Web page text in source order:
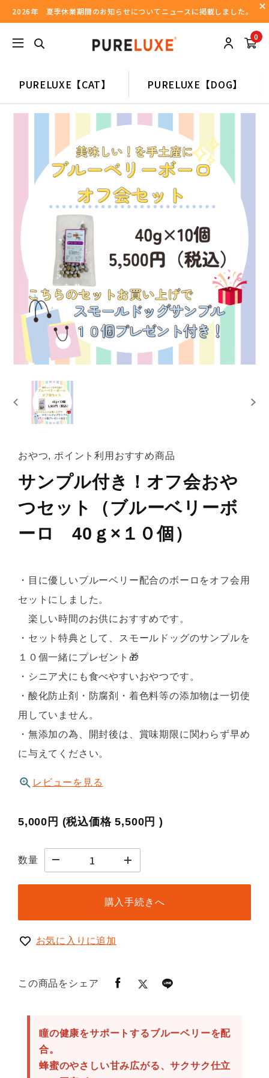
2026年 夏季休業期間のお知らせについてニュースに掲載しました。
0
PURELUXE【CAT】 PURELUXE【DOG】
おやつ, ポイント利用おすすめ商品
サンプル付き！オフ会おや
つセット（ブルーベリーボ
ーロ 40ｇ×１０個）
・目に優しいブルーベリー配合のボーロをオフ会用
セットにしました。
楽しい時間のお供におすすめです。
・セット特典として、スモールドッグのサンプルを
１０個一緒にプレゼント🎁
・シニア犬にも食べやすいおやつです。
・酸化防止剤・防腐剤・着色料等の添加物は一切使
用していません。
・無添加の為、開封後は、賞味期限に関わらず早め
に与えてください。
レビューを見る
5,000円 (税込価格5,500円 )
数量
購入手続きへ
お気に入りに追加
この商品をシェア
瞳の健康をサポートするブルーベリーを配
合。
蜂蜜のやさしい甘み広がる、サクサク仕立